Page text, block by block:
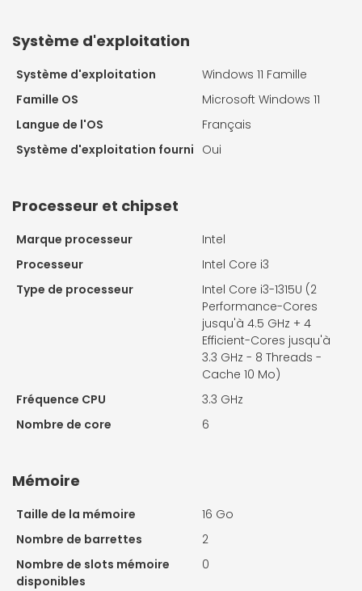
Système d'exploitation
Système d'exploitation
Windows 11 Famille
Famille OS
Microsoft Windows 11
Langue de l'OS
Français
Système d'exploitation fourni Oui
Processeur et chipset
Marque processeur
Intel
Processeur
Intel Core i3
Type de processeur
Intel Core i3-1315U (2
Performance-Cores
jusqu'à 4.5 GHz + 4
Efficient-Cores jusqu'à
3.3 GHz - 8 Threads -
Cache 10 Mo)
Fréquence CPU
3.3 GHz
Nombre de core
6
Mémoire
Taille de la mémoire
16 Go
Nombre de barrettes
2
Nombre de slots mémoire
disponibles
0